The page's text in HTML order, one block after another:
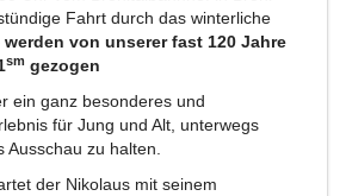
Fahrt durch das winterliche
werden von unserer fast 120 Jahre
sm gezogen
ein ganz besonderes und
für Jung und Alt, unterwegs
Ausschau zu halten.
der Nikolaus mit seinem